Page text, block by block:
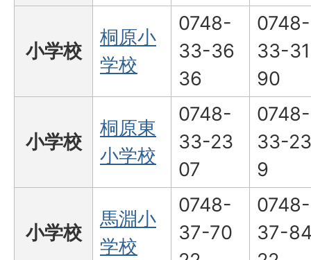
小学校
桐原小
学校
0748-
33-36
36
0748-
33-31
90
小学校
桐原東
小学校
0748-
33-23
07
0748-
33-
9
小学校
馬淵小
学校
0748-
37-70
0748-
37-